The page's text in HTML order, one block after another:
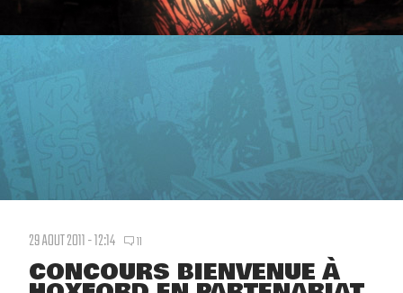
29 AOUT 2011 - 12:14 11
CONCOURS BIENVENUE À